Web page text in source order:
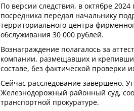
По версии следствия, в октябре
посредника передал начальнику
территориального центра
обслуживания 30 000 рублей.
Вознаграждение полагалось за
компании, размещавших и
составе, без фактической проверки
Сейчас расследование завершено.
Железнодорожный районный суд,
транспортной прокуратуре.